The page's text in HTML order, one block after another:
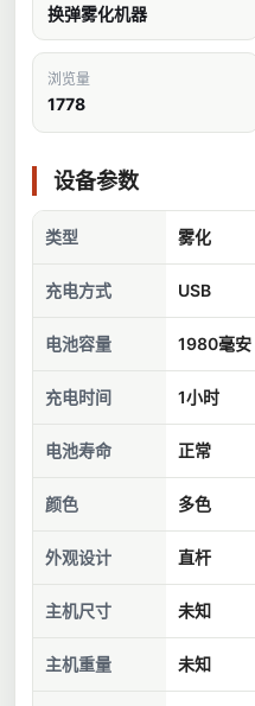
换弹雾化机器
浏览量
1778
设备参数
类型 雾化
充电方式 USB
电池容量 1980毫安
充电时间 1小时
电池寿命 正常
颜色 多色
外观设计 直杆
主机尺寸 未知
主机重量 未知